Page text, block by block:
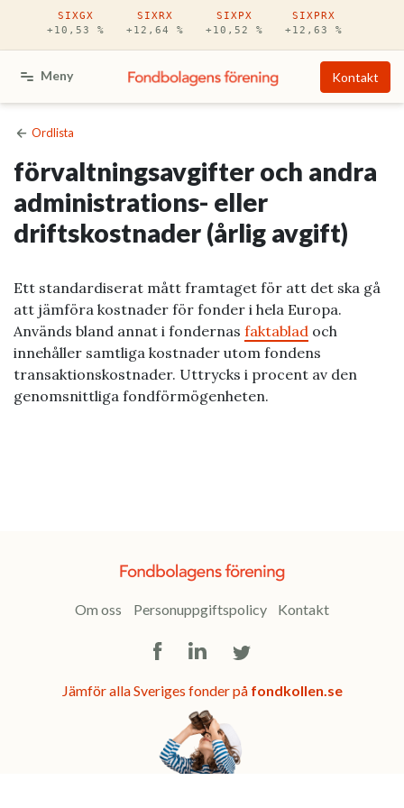
Hoppa till huvudinnehåll
SIXGX
+10,53 %
SIXRX
+12,64 %
SIXPX
+10,52 %
SIXPRX
+12,63 %
Meny Kontakt
Ordlista
förvaltningsavgifter och andra
administrations- eller
driftskostnader (årlig avgift)
Ett standardiserat mått framtaget för att det ska gå
att jämföra kostnader för fonder i hela Europa.
Används bland annat i fondernas faktablad och
innehåller samtliga kostnader utom fondens
transaktionskostnader. Uttrycks i procent av den
genomsnittliga fondförmögenheten.
Om oss Personuppgiftspolicy Kontakt
FacebookLinkedInTwitter
Jämför alla Sveriges fonder på fondkollen.se